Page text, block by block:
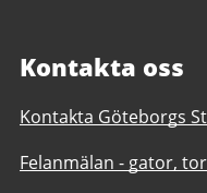
Kontakta oss
Kontakta Göteborgs
Felanmälan - gator,